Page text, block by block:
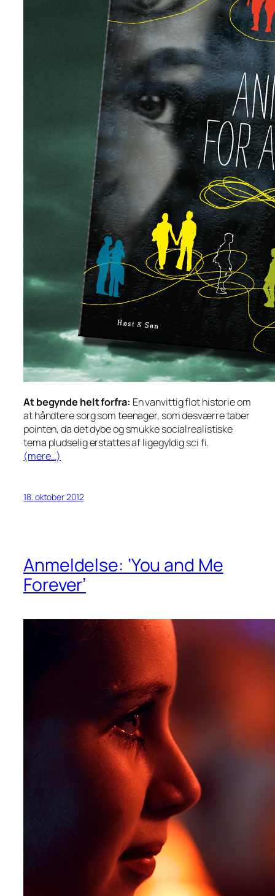
At begynde helt forfra: En vanvittig flot historie om
at håndtere sorg som teenager, som desværre taber
pointen, da det dybe og smukke socialrealistiske
tema pludselig erstattes af ligegyldig sci fi.
(mere…)
18. oktober 2012
Anmeldelse: ‘You and Me
Forever’